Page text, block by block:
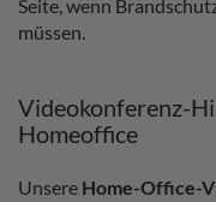
Seite, wenn
müssen.
Videokonferenz-
Homeoffice
Unsere Home-Office-